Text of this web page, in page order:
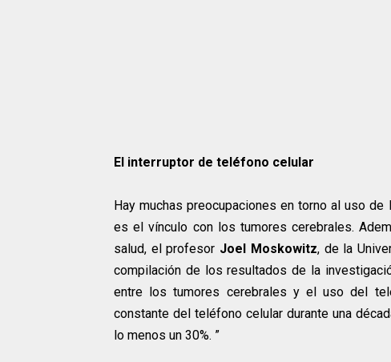
El interruptor de teléfono celular
Hay muchas preocupaciones en torno al uso
es el vínculo con los tumores cerebrales.
salud, el profesor Joel Moskowitz, de la
compilación de los resultados de la
entre los tumores cerebrales y el uso del
constante del teléfono celular durante una
lo menos un 30%. ”